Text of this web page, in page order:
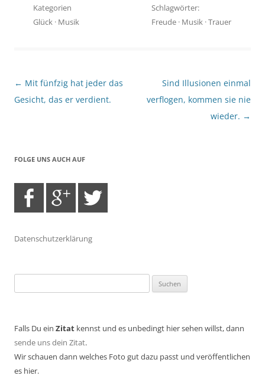
Kategorien
Glück · Musik
Schlagwörter:
Freude · Musik ·Trauer
Beitragsnavigation
← Mit fünfzig hat jeder das
Gesicht, das er verdient.
Sind Illusionen einmal
verflogen, kommen sie nie
wieder. →
FOLGE UNS AUCH AUF
Datenschutzerklärung
nach:
Falls Du ein Zitat kennst und es unbedingt hier sehen willst, dann
sende uns dein Zitat.
Wir schauen dann welches Foto gut dazu passt und veröffentlichen
es hier.